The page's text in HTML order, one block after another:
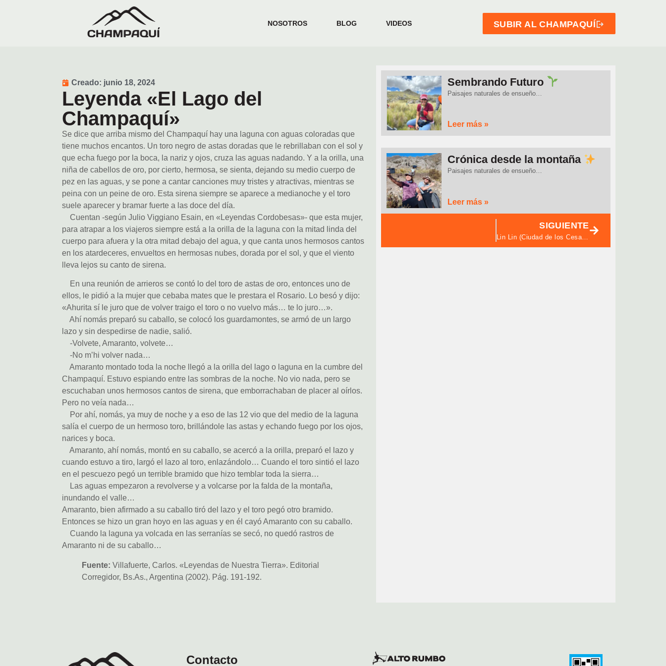
NOSOTROS BLOG VIDEOS SUBIR AL CHAMPAQUÍ
Creado: junio 18, 2024
Leyenda «El Lago del
Champaquí»
Se dice que arriba mismo del Champaquí hay una laguna con aguas coloradas que
tiene muchos encantos. Un toro negro de astas doradas que le rebrillaban con el sol y
que echa fuego por la boca, la nariz y ojos, cruza las aguas nadando. Y a la orilla, una
niña de cabellos de oro, por cierto, hermosa, se sienta, dejando su medio cuerpo de
pez en las aguas, y se pone a cantar canciones muy tristes y atractivas, mientras se
peina con un peine de oro. Esta sirena siempre se aparece a medianoche y el toro
suele aparecer y bramar fuerte a las doce del día.
Cuentan -según Julio Viggiano Esain, en «Leyendas Cordobesas»- que esta mujer,
para atrapar a los viajeros siempre está a la orilla de la laguna con la mitad linda del
cuerpo para afuera y la otra mitad debajo del agua, y que canta unos hermosos cantos
en los atardeceres, envueltos en hermosas nubes, dorada por el sol, y que el viento
lleva lejos su canto de sirena.
En una reunión de arrieros se contó lo del toro de astas de oro, entonces uno de
ellos, le pidió a la mujer que cebaba mates que le prestara el Rosario. Lo besó y dijo:
«Ahurita sí le juro que de volver traigo el toro o no vuelvo más… te lo juro…».
Ahí nomás preparó su caballo, se colocó los guardamontes, se armó de un largo
lazo y sin despedirse de nadie, salió.
-Volvete, Amaranto, volvete…
-No m’hi volver nada…
Amaranto montado toda la noche llegó a la orilla del lago o laguna en la cumbre del
Champaquí. Estuvo espiando entre las sombras de la noche. No vio nada, pero se
escuchaban unos hermosos cantos de sirena, que emborrachaban de placer al oírlos.
Pero no veía nada…
Por ahí, nomás, ya muy de noche y a eso de las 12 vio que del medio de la laguna
salía el cuerpo de un hermoso toro, brillándole las astas y echando fuego por los ojos,
narices y boca.
Amaranto, ahí nomás, montó en su caballo, se acercó a la orilla, preparó el lazo y
cuando estuvo a tiro, largó el lazo al toro, enlazándolo… Cuando el toro sintió el lazo
en el pescuezo pegó un terrible bramido que hizo temblar toda la sierra…
Las aguas empezaron a revolverse y a volcarse por la falda de la montaña,
inundando el valle…
Amaranto, bien afirmado a su caballo tiró del lazo y el toro pegó otro bramido.
Entonces se hizo un gran hoyo en las aguas y en él cayó Amaranto con su caballo.
Cuando la laguna ya volcada en las serranías se secó, no quedó rastros de
Amaranto ni de su caballo…
Fuente: Villafuerte, Carlos. «Leyendas de Nuestra Tierra». Editorial
Corregidor, Bs.As., Argentina (2002). Pág. 191-192.
Sembrando Futuro
Paisajes naturales de ensueño…
Leer más »
Crónica desde la montaña
Paisajes naturales de ensueño…
Leer más »
SIGUIENTE
Contacto